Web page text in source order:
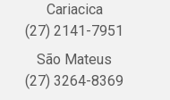
Cariacica
(27) 2141-7951
São Mateus
(27) 3264-8369